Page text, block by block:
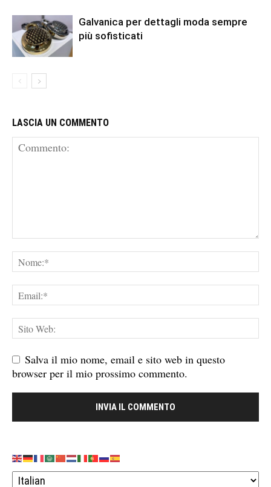
Galvanica per dettagli moda sempre
più sofisticati
LASCIA UN COMMENTO
Salva il mio nome, email e sito web in questo
browser per il mio prossimo commento.